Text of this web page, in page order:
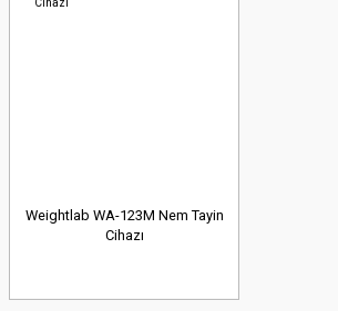
Weightlab WA-123M Nem Tayin
Cihazı